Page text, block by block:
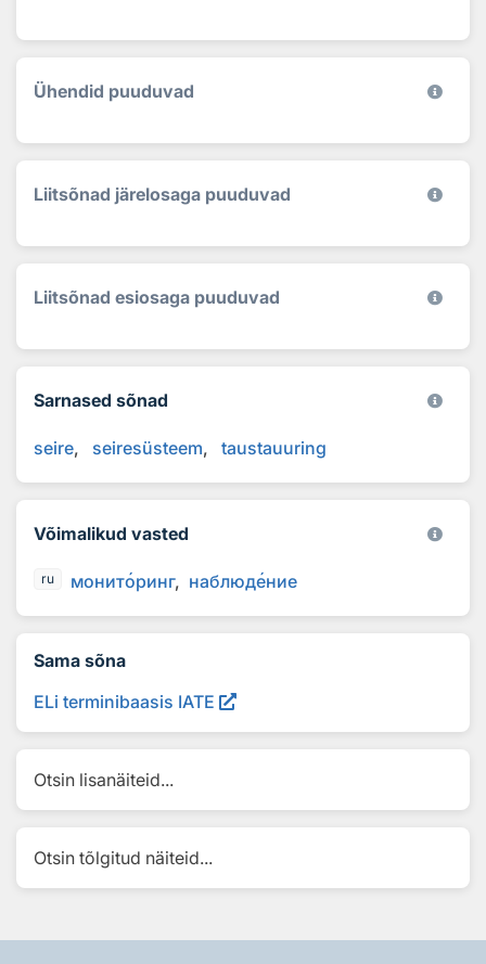
Ühendid puuduvad
Liitsõnad järelosaga puuduvad
Liitsõnad esiosaga puuduvad
Sarnased sõnad
seire seiresüsteem taustauuring
Võimalikud vasted
ru мониторинг наблюдение
Sama sõna
ELi terminibaasis IATE
Otsin lisanäiteid...
Otsin tõlgitud näiteid...